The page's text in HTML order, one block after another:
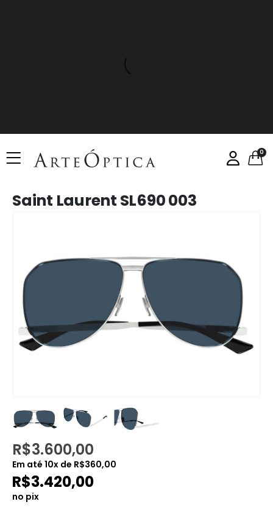
0
Saint Laurent SL690 003
R$3.600,00
Em até 10x de R$360,00
R$3.420,00
no pix